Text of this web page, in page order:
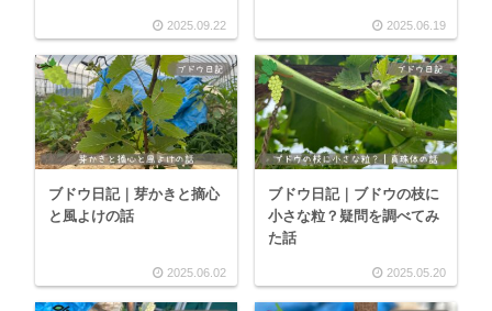
2025.09.22 2025.06.19
ブドウ日記｜芽かきと摘心
と風よけの話
2025.06.02
ブドウ日記｜ブドウの枝に
小さな粒？疑問を調べてみ
た話
2025.05.20